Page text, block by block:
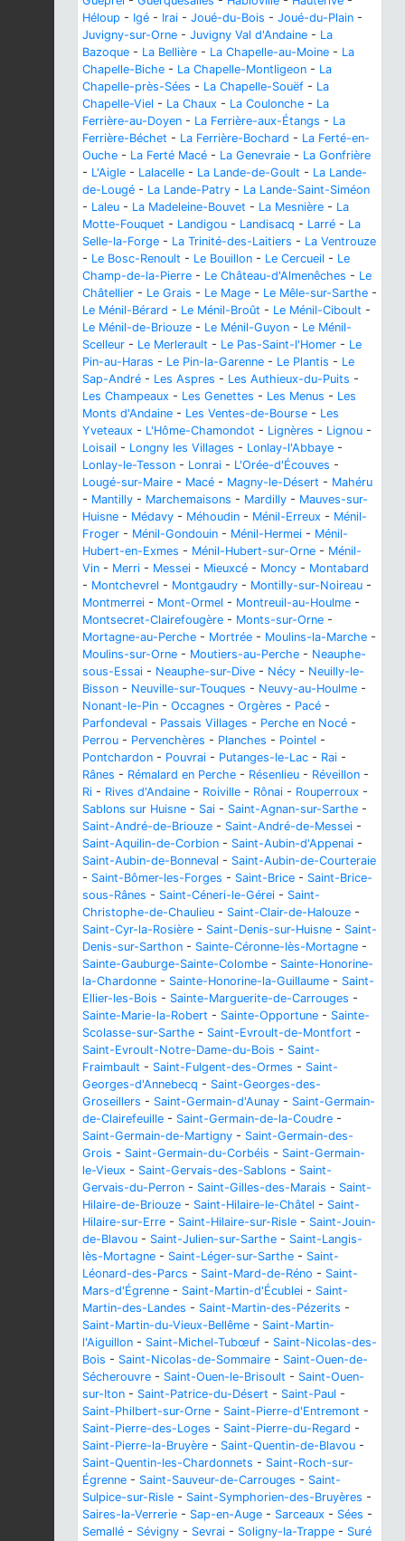
Héloup - Igé - Irai - Joué-du-Bois - Joué-du-Plain -
Juvigny-sur-Orne - Juvigny Val d'Andaine - La
Bazoque - La Bellière - La Chapelle-au-Moine - La
Chapelle-Biche - La Chapelle-Montligeon - La
Chapelle-près-Sées - La Chapelle-Souëf - La
Chapelle-Viel - La Chaux - La Coulonche - La
Ferrière-au-Doyen - La Ferrière-aux-Étangs - La
Ferrière-Béchet - La Ferrière-Bochard - La Ferté-en-
Ouche - La Ferté Macé - La Genevraie - La Gonfrière
- L'Aigle - Lalacelle - La Lande-de-Goult - La Lande-
de-Lougé - La Lande-Patry - La Lande-Saint-Siméon
- Laleu - La Madeleine-Bouvet - La Mesnière - La
Motte-Fouquet - Landigou - Landisacq - Larré - La
Selle-la-Forge - La Trinité-des-Laitiers - La Ventrouze
- Le Bosc-Renoult - Le Bouillon - Le Cercueil - Le
Champ-de-la-Pierre - Le Château-d'Almenêches - Le
Châtellier - Le Grais - Le Mage - Le Mêle-sur-Sarthe -
Le Ménil-Bérard - Le Ménil-Broût - Le Ménil-Ciboult -
Le Ménil-de-Briouze - Le Ménil-Guyon - Le Ménil-
Scelleur - Le Merlerault - Le Pas-Saint-l'Homer - Le
Pin-au-Haras - Le Pin-la-Garenne - Le Plantis - Le
Sap-André - Les Aspres - Les Authieux-du-Puits -
Les Champeaux - Les Genettes - Les Menus - Les
Monts d'Andaine - Les Ventes-de-Bourse - Les
Yveteaux - L'Hôme-Chamondot - Lignères - Lignou -
Loisail - Longny les Villages - Lonlay-l'Abbaye -
Lonlay-le-Tesson - Lonrai - L'Orée-d'Écouves -
Lougé-sur-Maire - Macé - Magny-le-Désert - Mahéru
- Mantilly - Marchemaisons - Mardilly - Mauves-sur-
Huisne - Médavy - Méhoudin - Ménil-Erreux - Ménil-
Froger - Ménil-Gondouin - Ménil-Hermei - Ménil-
Hubert-en-Exmes - Ménil-Hubert-sur-Orne - Ménil-
Vin - Merri - Messei - Mieuxcé - Moncy - Montabard
- Montchevrel - Montgaudry - Montilly-sur-Noireau -
Montmerrei - Mont-Ormel - Montreuil-au-Houlme -
Montsecret-Clairefougère - Monts-sur-Orne -
Mortagne-au-Perche - Mortrée - Moulins-la-Marche -
Moulins-sur-Orne - Moutiers-au-Perche - Neauphe-
sous-Essai - Neauphe-sur-Dive - Nécy - Neuilly-le-
Bisson - Neuville-sur-Touques - Neuvy-au-Houlme -
Nonant-le-Pin - Occagnes - Orgères - Pacé -
Parfondeval - Passais Villages - Perche en Nocé -
Perrou - Pervenchères - Planches - Pointel -
Pontchardon - Pouvrai - Putanges-le-Lac - Rai -
Rânes - Rémalard en Perche - Résenlieu - Réveillon -
Ri - Rives d'Andaine - Roiville - Rônai - Rouperroux -
Sablons sur Huisne - Sai - Saint-Agnan-sur-Sarthe -
Saint-André-de-Briouze - Saint-André-de-Messei -
Saint-Aquilin-de-Corbion - Saint-Aubin-d'Appenai -
Saint-Aubin-de-Bonneval - Saint-Aubin-de-Courteraie
- Saint-Bômer-les-Forges - Saint-Brice - Saint-Brice-
sous-Rânes - Saint-Céneri-le-Gérei - Saint-
Christophe-de-Chaulieu - Saint-Clair-de-Halouze -
Saint-Cyr-la-Rosière - Saint-Denis-sur-Huisne - Saint-
Denis-sur-Sarthon - Sainte-Céronne-lès-Mortagne -
Sainte-Gauburge-Sainte-Colombe - Sainte-Honorine-
la-Chardonne - Sainte-Honorine-la-Guillaume - Saint-
Ellier-les-Bois - Sainte-Marguerite-de-Carrouges -
Sainte-Marie-la-Robert - Sainte-Opportune - Sainte-
Scolasse-sur-Sarthe - Saint-Evroult-de-Montfort -
Saint-Evroult-Notre-Dame-du-Bois - Saint-
Fraimbault - Saint-Fulgent-des-Ormes - Saint-
Georges-d'Annebecq - Saint-Georges-des-
Groseillers - Saint-Germain-d'Aunay - Saint-Germain-
de-Clairefeuille - Saint-Germain-de-la-Coudre -
Saint-Germain-de-Martigny - Saint-Germain-des-
Grois - Saint-Germain-du-Corbéis - Saint-Germain-
le-Vieux - Saint-Gervais-des-Sablons - Saint-
Gervais-du-Perron - Saint-Gilles-des-Marais - Saint-
Hilaire-de-Briouze - Saint-Hilaire-le-Châtel - Saint-
Hilaire-sur-Erre - Saint-Hilaire-sur-Risle - Saint-Jouin-
de-Blavou - Saint-Julien-sur-Sarthe - Saint-Langis-
lès-Mortagne - Saint-Léger-sur-Sarthe - Saint-
Léonard-des-Parcs - Saint-Mard-de-Réno - Saint-
Mars-d'Égrenne - Saint-Martin-d'Écublei - Saint-
Martin-des-Landes - Saint-Martin-des-Pézerits -
Saint-Martin-du-Vieux-Bellême - Saint-Martin-
l'Aiguillon - Saint-Michel-Tubœuf - Saint-Nicolas-des-
Bois - Saint-Nicolas-de-Sommaire - Saint-Ouen-de-
Sécherouvre - Saint-Ouen-le-Brisoult - Saint-Ouen-
sur-Iton - Saint-Patrice-du-Désert - Saint-Paul -
Saint-Philbert-sur-Orne - Saint-Pierre-d'Entremont -
Saint-Pierre-des-Loges - Saint-Pierre-du-Regard -
Saint-Pierre-la-Bruyère - Saint-Quentin-de-Blavou -
Saint-Quentin-les-Chardonnets - Saint-Roch-sur-
Égrenne - Saint-Sauveur-de-Carrouges - Saint-
Sulpice-sur-Risle - Saint-Symphorien-des-Bruyères -
Saires-la-Verrerie - Sap-en-Auge - Sarceaux - Sées -
Semallé - Sévigny - Sevrai - Soligny-la-Trappe - Suré